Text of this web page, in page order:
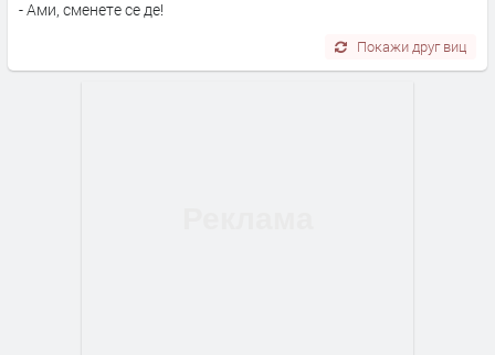
- Ами, сменете се де!
Покажи друг виц